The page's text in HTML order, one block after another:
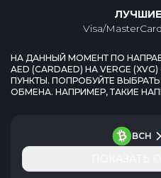
Visa/
НА ДАННЫЙ МОМЕНТ ПО
AED (CARDAED) НА VERGE (XVG)
ПУНКТЫ. ПОПРОБУЙТЕ
ОБМЕНА. НАПРИМЕР, ТАКИЕ
BCH